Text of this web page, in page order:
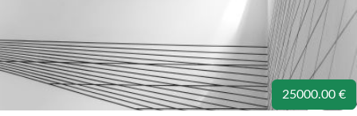
25000.00 €